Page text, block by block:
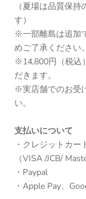
（夏場は品質保
す）
※一部離島は追加
めご了承ください。
※14,800円（税込
だきます。
※実店舗でのお受
い。
支払いについて
・クレジットカー
（VISA /JCB/
・Paypal
・Apple Pay、